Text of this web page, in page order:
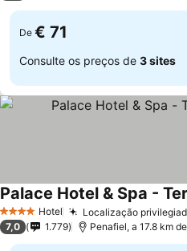
De € 71
Consulte os preços de 3 sites
4 EstrelasHotel Localização
Palace Hotel & Spa -
7,0 1.779 Penafiel, a 17.8 km